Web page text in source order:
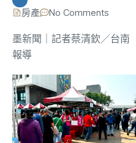
房產 No Comments
墨新聞 ｜記者蔡清欽／台南
報導